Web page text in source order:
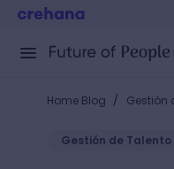
Home Blog / Gestión
Gestión de Talento